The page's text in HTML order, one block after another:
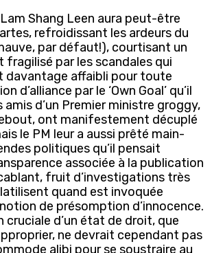
Shang Leen aura peut-être
refroidissant les ardeurs du
par défaut!), courtisant un
fragilisé par les scandales qui
davantage affaibli pour toute
d’alliance par le ‘Own Goal’ qu’il
amis d’un Premier ministre groggy,
ont manifestement décuplé
le PM leur a aussi prêté main-
politiques qu’il pensait
associée à la publication
fruit d’investigations très
quand est invoquée
de présomption d’innocence.
cruciale d’un état de droit, que
ne devrait cependant pas
alibi pour se soustraire au